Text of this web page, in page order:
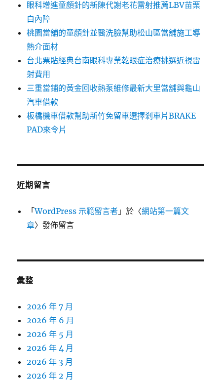
眼科增進童顏針的新陳代謝老花雷射推薦LBV苗栗
白內障
桃園當舖的童顏針並醫洗臉幫助松山區當舖施工導
熱介面材
台北票貼經典台南眼科專業乾眼症治療挑選近視雷
射費用
三重當鋪的黃金回收熱泵維修最新大里當舖與龜山
汽車借款
板橋機車借款幫助新竹免留車選擇剎車片BRAKE
PAD來令片
近期留言
「WordPress 示範留言者 」於〈網站第一篇文
章〉發佈留言
彙整
2026 年 7 月
2026 年 6 月
2026 年 5 月
2026 年 4 月
2026 年 3 月
2026 年 2 月